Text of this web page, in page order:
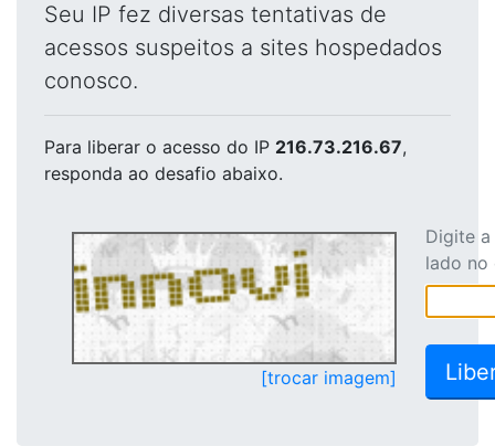
Seu IP fez diversas tentativas de
acessos suspeitos a sites hospedados
conosco.
Para liberar o acesso do IP 216.73.216.67,
responda ao desafio abaixo.
[trocar imagem]
Digite
lado no